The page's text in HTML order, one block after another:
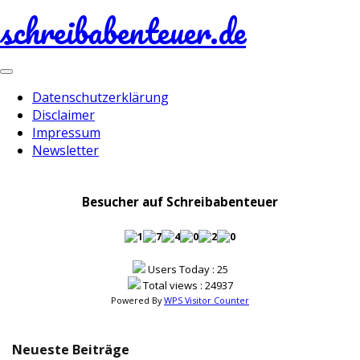
schreibabenteuer.de
Toggle
Datenschutzerklärung
Disclaimer
Impressum
Newsletter
Besucher auf Schreibabenteuer
Users Today : 25
Total views : 24937
Powered ByWPS Visitor Counter
Neueste Beiträge